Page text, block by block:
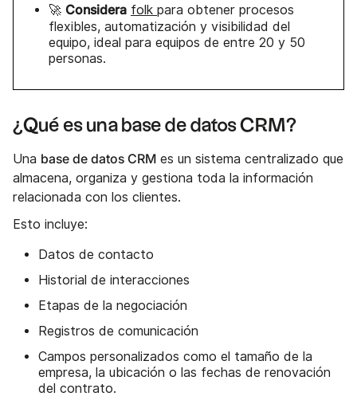
🚀 Considera folk para obtener procesos
flexibles, automatización y visibilidad del
equipo, ideal para equipos de entre 20 y 50
personas.
¿Qué es una base de datos CRM?
Una base de datos CRM es un sistema centralizado que
almacena, organiza y gestiona toda la información
relacionada con los clientes.
Esto incluye:
Datos de contacto
Historial de interacciones
Etapas de la negociación
Registros de comunicación
Campos personalizados como el tamaño de la
empresa, la ubicación o las fechas de renovación
del contrato.